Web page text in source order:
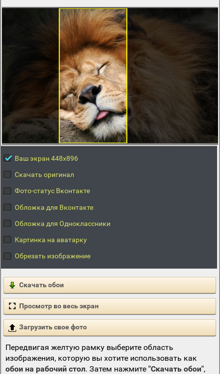
Ваш экран 448x896
Скачать оригинал
Фото-статус Вконтакте
Обложка для Вконтакте
Обложка для Одноклассники
Картинка на аватарку
Обрезать изображение
Скачать обои
Просмотр во весь экран
Загрузить свое фото
Передвигая желтую рамку выберите область
изображения, которую вы хотите использовать как
обои на рабочий стол. Затем нажмите "Скачать обои",